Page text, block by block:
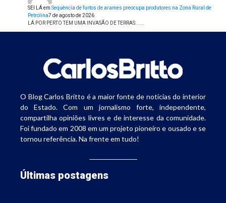
SEI LÁem Sequência de furtos de arames preocupa produtores na Zona Rural de
Petrolina7 de agosto de 2026
LÁ POR PERTO TEM UMA INVASÃO DE TERRAS......
O Blog Carlos Britto é a maior fonte de notícias do interior
do Estado. Com um jornalismo forte, independente,
compartilha opiniões livres e de interesse da comunidade.
Foi fundado em 2008 em um projeto pioneiro e ousado e se
tornou referência. Na frente em tudo!
Últimas postagens